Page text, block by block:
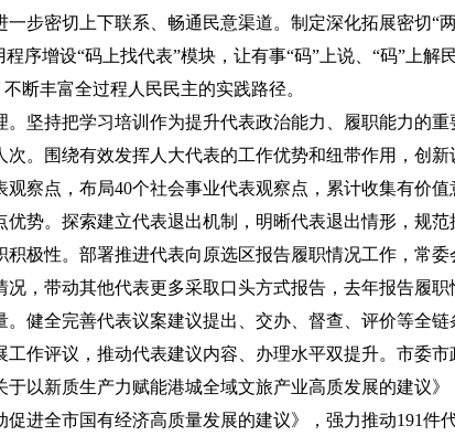
一步密切上下联系、畅通民意渠道。制定深化拓展密切“
序增设“码上找代表”模块，让有事“码”上说、“码”上解
断丰富全过程人民民主的实践路径。
。坚持把学习培训作为提升代表政治能力、履职能力的
次。围绕有效发挥人大代表的工作优势和纽带作用，创
观察点，布局40个社会事业代表观察点，累计收集有价
优势。探索建立代表退出机制，明晰代表退出情形，规
极性。部署推进代表向原选区报告履职情况工作，常
，带动其他代表更多采取口头方式报告，去年报告履职
。健全完善代表议案建议提出、交办、督查、评价等全
作评议，推动代表建议内容、办理水平双提升。市委市
于以新质生产力赋能港城全域文旅产业高质发展的建议
进全市国有经济高质量发展的建议》，强力推动191件